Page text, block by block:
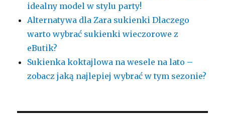
idealny model w stylu party!
Alternatywa dla Zara sukienki Dlaczego
warto wybrać sukienki wieczorowe z
eButik?
Sukienka koktajlowa na wesele na lato –
zobacz jaką najlepiej wybrać w tym sezonie?